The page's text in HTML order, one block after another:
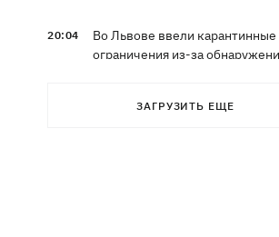
20:04
Во Львове ввели карантинные
ограничения из-за
ЗАГРУЗИТЬ ЕЩЕ